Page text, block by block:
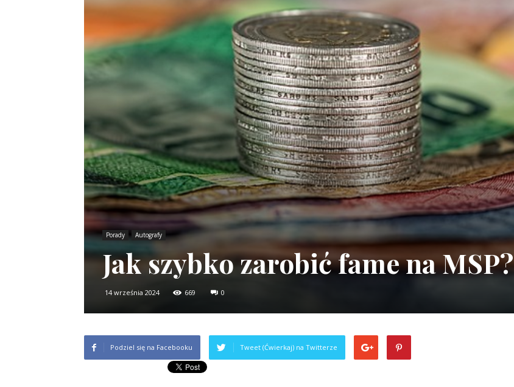
Porady Autografy
Jak szybko zarobić fame na MSP?
14 września 2024 669 0
Podziel się na Facebooku Tweet (Ćwierkaj) na Twitterze